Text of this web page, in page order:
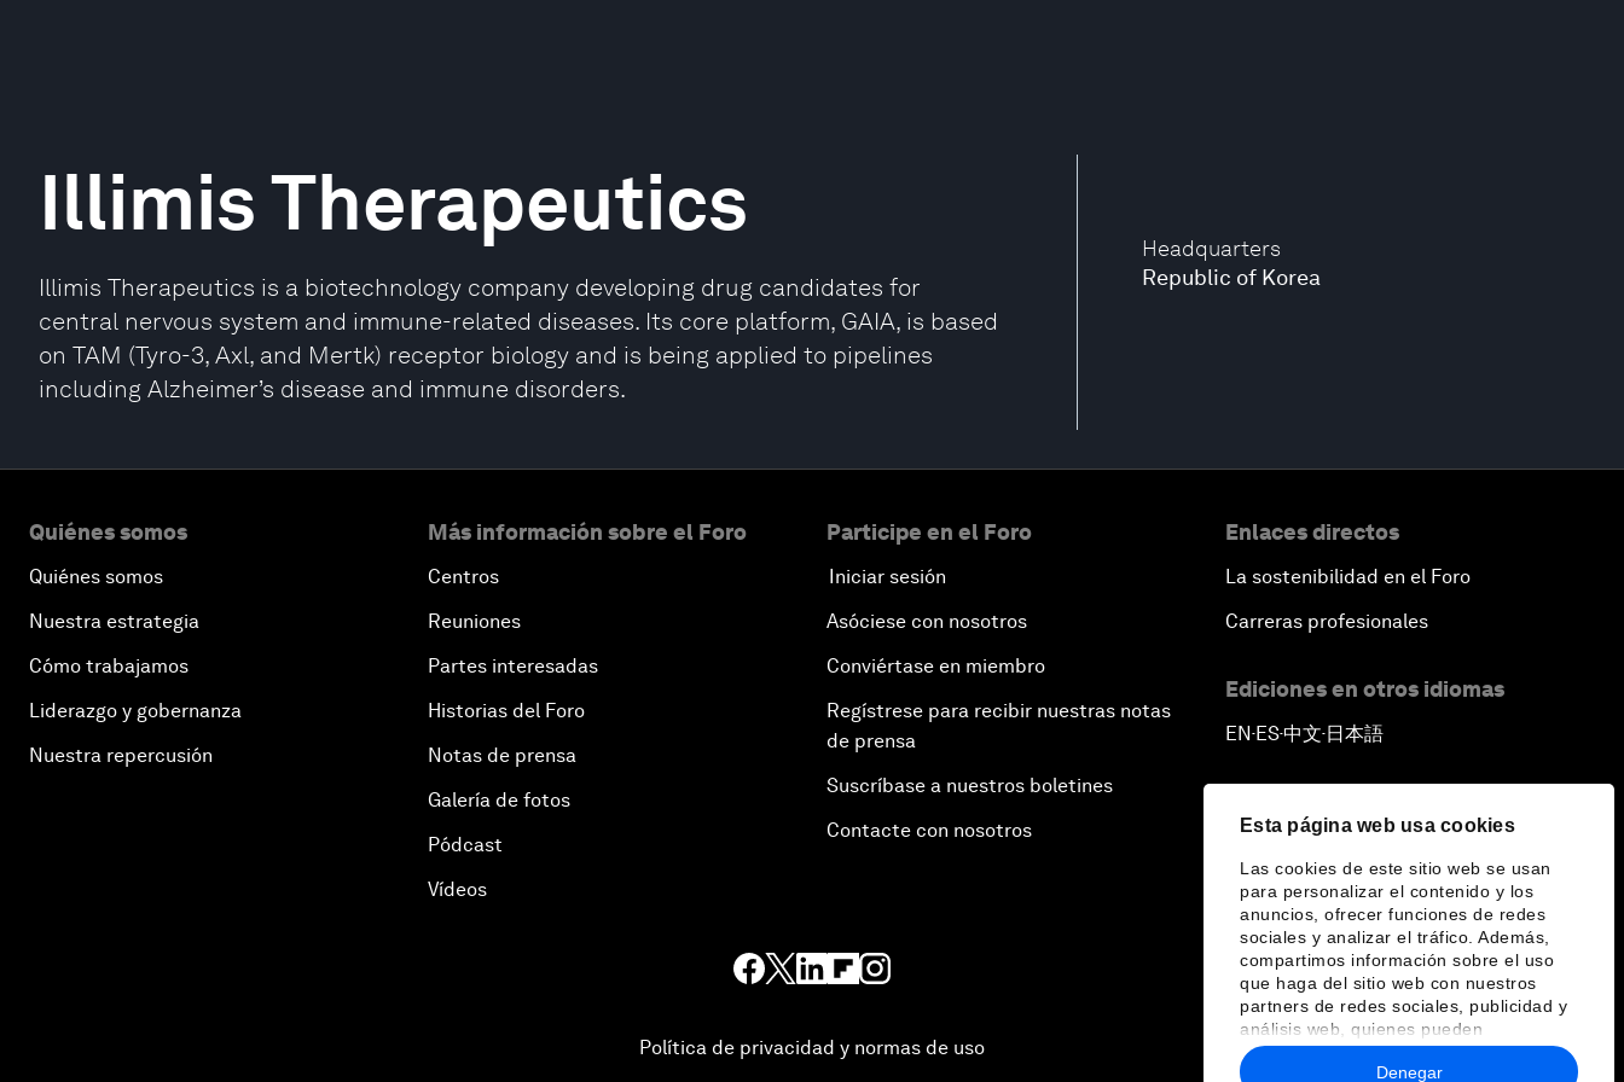
Esta página web usa cookies
Las cookies de este sitio web se usan
para personalizar el contenido y los
anuncios, ofrecer funciones de redes
sociales y analizar el tráfico. Además,
compartimos información sobre el uso
que haga del sitio web con nuestros
partners de redes sociales, publicidad y
análisis web, quienes pueden
combinarla con otra información que les
haya proporcionado o que hayan
Denegar
Headquarters
Republic of Korea
Illimis Therapeutics
Illimis Therapeutics is a biotechnology company developing drug candidates for
central nervous system and immune-related diseases. Its core platform, GAIA, is based
on TAM (Tyro-3, Axl, and Mertk) receptor biology and is being applied to pipelines
including Alzheimer’s disease and immune disorders.
Quiénes somos
Quiénes somos
Nuestra estrategia
Cómo trabajamos
Liderazgo y gobernanza
Nuestra repercusión
Más información sobre el Foro
Centros
Reuniones
Partes interesadas
Historias del Foro
Notas de prensa
Galería de fotos
Pódcast
Vídeos
Participe en el Foro
Iniciar sesión
Asóciese con nosotros
Conviértase en miembro
Regístrese para recibir nuestras notas
de prensa
Suscríbase a nuestros boletines
Contacte con nosotros
Enlaces directos
La sostenibilidad en el Foro
Carreras profesionales
Ediciones en otros idiomas
EN▪ES▪中文▪ 日本語
Política de privacidad y normas de uso